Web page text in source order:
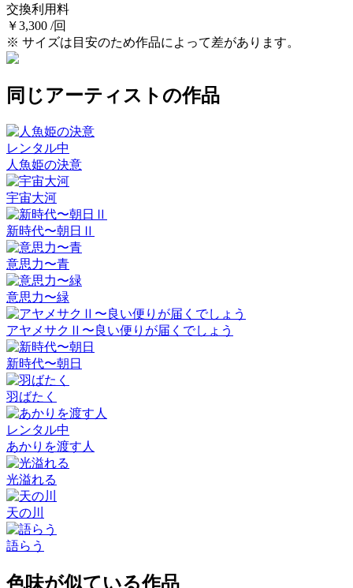
交換利用料
￥3,300 /回
※ サイズは目安のため作品によって差があります。
同じアーティストの作品
レンタル中
人魚姫の決意
宇宙大河
新時代〜朝日Ⅱ
意思力〜青
意思力〜緑
アヤメサクⅡ〜良い便りが届くでしょう
新時代〜朝日
羽ばたく
レンタル中
あかりを渡す人
光溢れる
天の川
語らう
色味が似ている作品